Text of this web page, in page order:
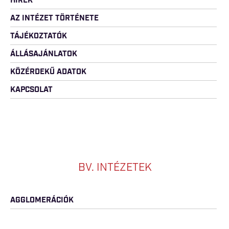
AZ INTÉZET TÖRTÉNETE
TÁJÉKOZTATÓK
ÁLLÁSAJÁNLATOK
KÖZÉRDEKŰ ADATOK
KAPCSOLAT
BV. INTÉZETEK
AGGLOMERÁCIÓK